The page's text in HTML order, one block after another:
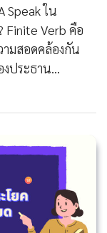
Speak ใน
Finite Verb คือ
มสอดคล้องกัน
งประธาน…